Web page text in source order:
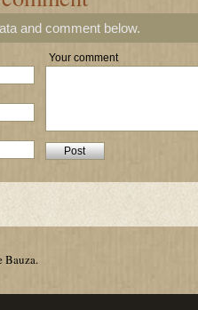
and comment below.
Your comment
Bauza.